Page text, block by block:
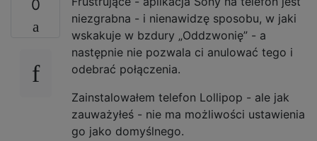
0
niezgrabna - i nienawidzę sposobu, w jaki
wskakuje w bzdury „Oddzwonię” - a
następnie nie pozwala ci anulować tego i
odebrać połączenia.
Zainstalowałem telefon Lollipop - ale jak
zauważyłeś - nie ma możliwości ustawienia
go jako domyślnego.